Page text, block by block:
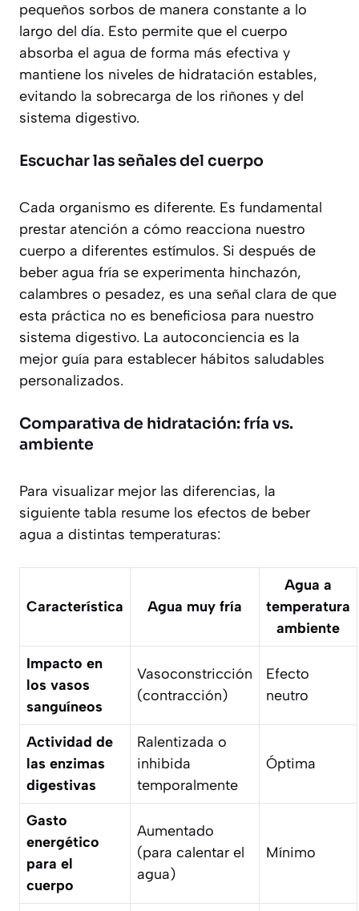
pequeños sorbos de manera constante a lo
largo del día. Esto permite que el cuerpo
absorba el agua de forma más efectiva y
mantiene los niveles de hidratación estables,
evitando la sobrecarga de los riñones y del
sistema digestivo.
Escuchar las señales del cuerpo
Cada organismo es diferente. Es fundamental
prestar atención a cómo reacciona nuestro
cuerpo a diferentes estímulos. Si después de
beber agua fría se experimenta hinchazón,
calambres o pesadez, es una señal clara de que
esta práctica no es beneficiosa para nuestro
sistema digestivo. La autoconciencia es la
mejor guía para establecer hábitos saludables
personalizados.
Comparativa de hidratación: fría vs.
ambiente
Para visualizar mejor las diferencias, la
siguiente tabla resume los efectos de beber
agua a distintas temperaturas:
Característica Agua muy fría
Agua a
temperatura
ambiente
Impacto en
los vasos
sanguíneos
Vasoconstricción
(contracción)
Efecto
neutro
Actividad de
las enzimas
digestivas
Ralentizada o
inhibida
temporalmente
Óptima
Gasto
energético
para el
cuerpo
Aumentado
(para calentar el
agua)
Mínimo